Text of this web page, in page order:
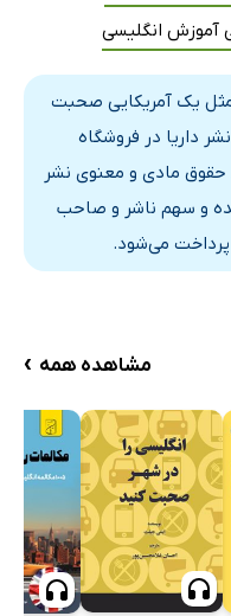
1 دقیقه
2 دقیقه
1 دقیقه
1 دقیقه
2 دقیقه
1 دقیقه
2 دقیقه
2 دقیقه
2 دقیقه
آموزش انگلیسی
یک آمریکایی صحبت
داریا در فروشگاه
حقوق مادی و معنوی نشر
شده و سهم ناشر و صاحب
پرداخت می‌شود.
مشاهده همه ›